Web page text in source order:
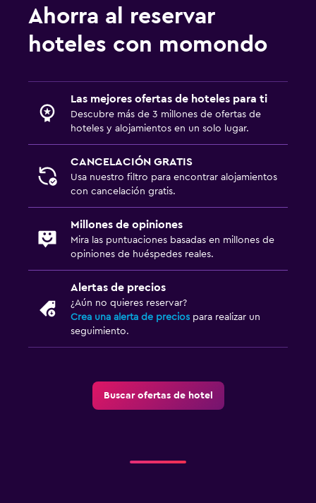
Plancha y tabla de planchar
Plancha para pantalones
Limpieza diaria
Botiquín de primeros auxilios
Cámaras CCTV en zonas comunes
Cámaras CCTV en el exterior
Seguridad las 24 horas
Ideal para familias
Comidas para niños
Barreras de seguridad para niños
Zona cubierta de juegos
Equipo infantil para zona de juegos al aire libre
Muebles de exterior
Ahorra al reservar
hoteles con momondo
Las mejores ofertas de hoteles para ti
Descubre más de 3 millones de ofertas de
hoteles y alojamientos en un solo lugar.
CANCELACIÓN GRATIS
Usa nuestro filtro para encontrar alojamientos
con cancelación gratis.
Millones de opiniones
Mira las puntuaciones basadas en millones de
opiniones de huéspedes reales.
Alertas de precios
¿Aún no quieres reservar?
Crea una alerta de precios para realizar un
seguimiento.
Buscar ofertas de hotel